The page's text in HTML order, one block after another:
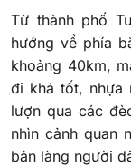
Từ thành phố
hướng về phía
khoảng 40km,
đi khá tốt, nhựa
lượn qua các
nhìn cảnh quan
bản làng người